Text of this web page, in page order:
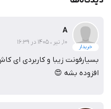
خریدار
A
10, تیر ، 1405 در 16:39
بسیارفونت زیبا و کاربردی ای
افزوده بشه 😍